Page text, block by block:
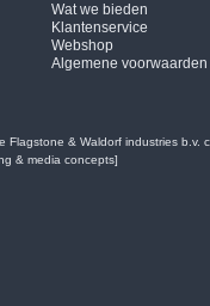
Wat we bieden
Klantenservice
Webshop
Algemene voorwaarden
& Waldorf industries b.v.
& media concepts]